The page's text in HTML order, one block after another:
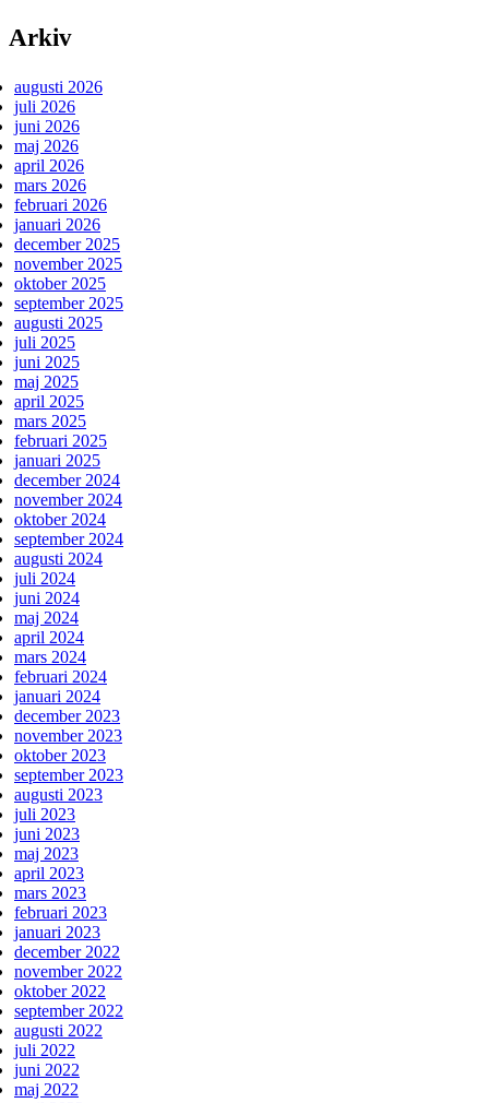
Arkiv
augusti 2026
juli 2026
juni 2026
maj 2026
april 2026
mars 2026
februari 2026
januari 2026
december 2025
november 2025
oktober 2025
september 2025
augusti 2025
juli 2025
juni 2025
maj 2025
april 2025
mars 2025
februari 2025
januari 2025
december 2024
november 2024
oktober 2024
september 2024
augusti 2024
juli 2024
juni 2024
maj 2024
april 2024
mars 2024
februari 2024
januari 2024
december 2023
november 2023
oktober 2023
september 2023
augusti 2023
juli 2023
juni 2023
maj 2023
april 2023
mars 2023
februari 2023
januari 2023
december 2022
november 2022
oktober 2022
september 2022
augusti 2022
juli 2022
juni 2022
maj 2022